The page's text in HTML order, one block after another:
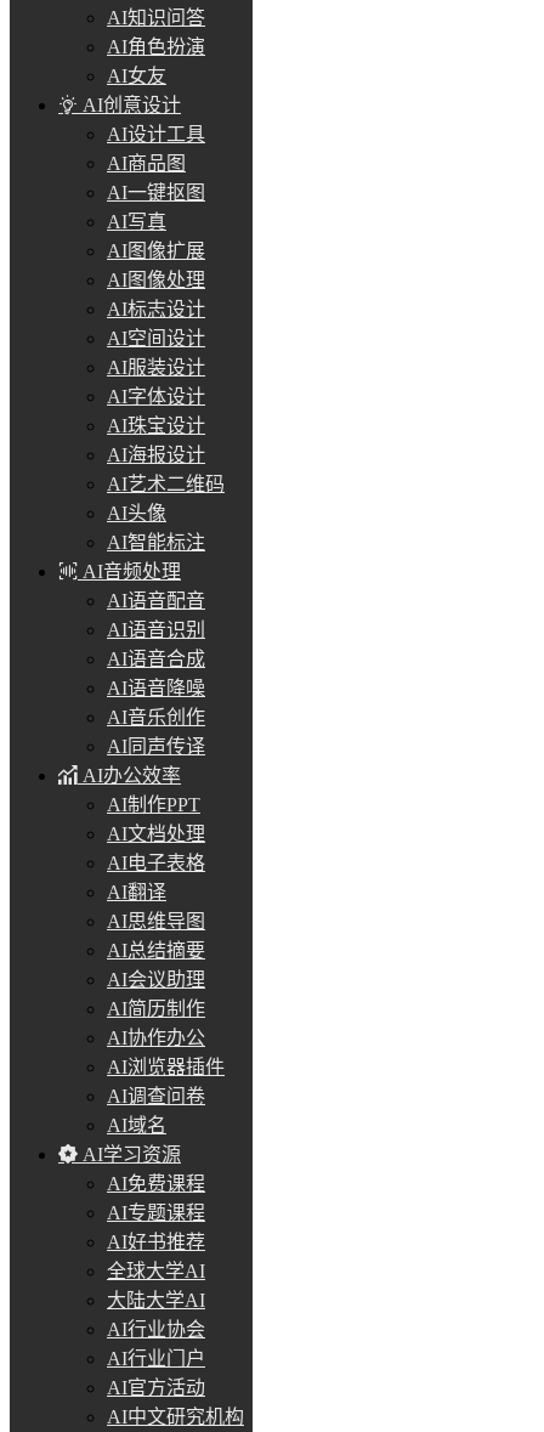
AI知识问答
AI角色扮演
AI女友
AI创意设计
AI设计工具
AI商品图
AI一键抠图
AI写真
AI图像扩展
AI图像处理
AI标志设计
AI空间设计
AI服装设计
AI字体设计
AI珠宝设计
AI海报设计
AI艺术二维码
AI头像
AI智能标注
AI音频处理
AI语音配音
AI语音识别
AI语音合成
AI语音降噪
AI音乐创作
AI同声传译
AI办公效率
AI制作PPT
AI文档处理
AI电子表格
AI翻译
AI思维导图
AI总结摘要
AI会议助理
AI简历制作
AI协作办公
AI浏览器插件
AI调查问卷
AI域名
AI学习资源
AI免费课程
AI专题课程
AI好书推荐
全球大学AI
大陆大学AI
AI行业协会
AI行业门户
AI官方活动
AI中文研究机构